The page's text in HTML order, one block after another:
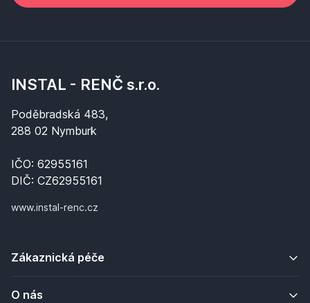
INSTAL - RENČ s.r.o.
Poděbradská 483,
288 02 Nymburk
IČO: 62955161
DIČ: CZ62955161
www.instal-renc.cz
Zákaznická péče
O nás